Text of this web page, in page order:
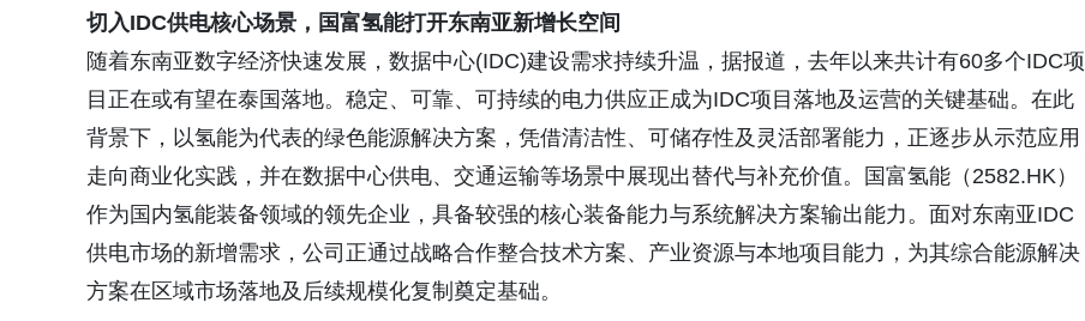
切入IDC供电核心场景，国富氢能打开东南亚新增长空间
随着东南亚数字经济快速发展，数据中心(IDC)建设需求持续升温，据报道，去年以来共计有60多个IDC项
目正在或有望在泰国落地。稳定、可靠、可持续的电力供应正成为IDC项目落地及运营的关键基础。在此
背景下，以氢能为代表的绿色能源解决方案，凭借清洁性、可储存性及灵活部署能力，正逐步从示范应用
走向商业化实践，并在数据中心供电、交通运输等场景中展现出替代与补充价值。国富氢能（2582.HK）
作为国内氢能装备领域的领先企业，具备较强的核心装备能力与系统解决方案输出能力。面对东南亚IDC
供电市场的新增需求，公司正通过战略合作整合技术方案、产业资源与本地项目能力，为其综合能源解决
方案在区域市场落地及后续规模化复制奠定基础。